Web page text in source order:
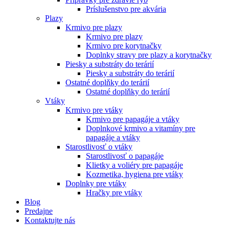
Príslušenstvo pre akvária
Plazy
Krmivo pre plazy
Krmivo pre plazy
Krmivo pre korytnačky
Doplnky stravy pre plazy a korytnačky
Piesky a substráty do terárií
Piesky a substráty do terárií
Ostatné doplňky do terárií
Ostatné doplňky do terárií
Vtáky
Krmivo pre vtáky
Krmivo pre papagáje a vtáky
Doplnkové krmivo a vitamíny pre
papagáje a vtáky
Starostlivosť o vtáky
Starostlivosť o papagáje
Klietky a voliéry pre papagáje
Kozmetika, hygiena pre vtáky
Doplnky pre vtáky
Hračky pre vtáky
Blog
Predajne
Kontaktujte nás